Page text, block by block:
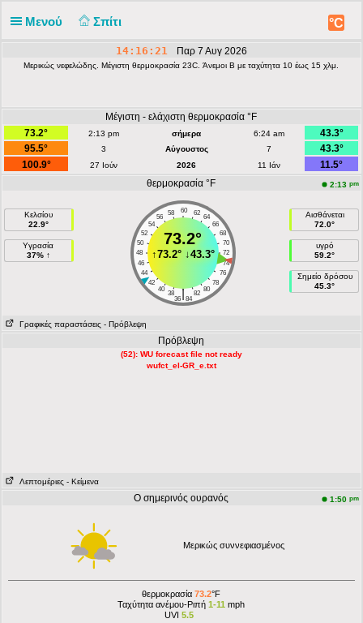
Μενού Σπίτι °C
14:16:21 Παρ 7 Αυγ 2026
Μερικώς νεφελώδης. Μέγιστη θερμοκρασία 23C. Άνεμοι Β με ταχύτητα 10 έως 15 χλμ.
Μέγιστη - ελάχιστη θερμοκρασία °F
73.2°
2:13 pm σήμερα 6:24 am
43.3°
95.5°
3 Αύγουστος 7
43.3°
100.9°
27 Ιούν 2026 11 Ιάν
11.5°
θερμοκρασία °F
2:13 pm
Κελσίου
22.9°
Υγρασία
37% ↑
60
58 62
56
64
54
66
52
68
50
70
48
72
46
74
44
76
42
78
40
80
38 82
|
36 84
73.2°
↑73.2°↓43.3°
Αισθάνεται
72.0°
υγρό
59.2°
Σημείο δρόσου
45.3°
Γραφικές παραστάσεις - Πρόβλεψη
Πρόβλεψη
(52): WU forecast file not ready
wufct_el-GR_e.txt
Λεπτομέριες - Κείμενα
Ο σημερινός ουρανός 1:50 pm
Μερικώς συννεφιασμένος
θερμοκρασία73.2°F
Ταχύτητα ανέμου-Ριπή 1-11 mph
UVI 5.5